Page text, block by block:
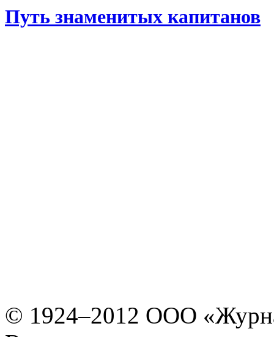
Путь знаменитых капитанов
© 1924–2012 ООО